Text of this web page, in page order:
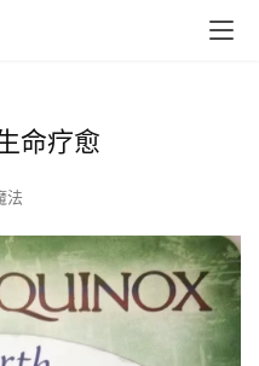
命疗愈
法